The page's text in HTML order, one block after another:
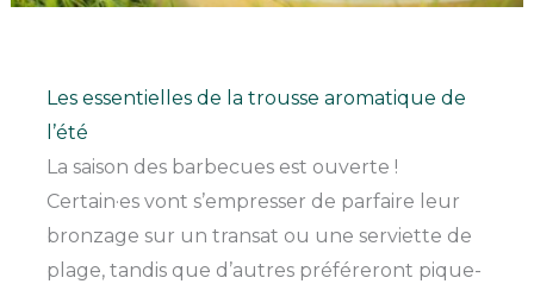
Les essentielles de la trousse aromatique de
l’été
La saison des barbecues est ouverte !
Certain·es vont s’empresser de parfaire leur
bronzage sur un transat ou une serviette de
plage, tandis que d’autres préféreront pique-